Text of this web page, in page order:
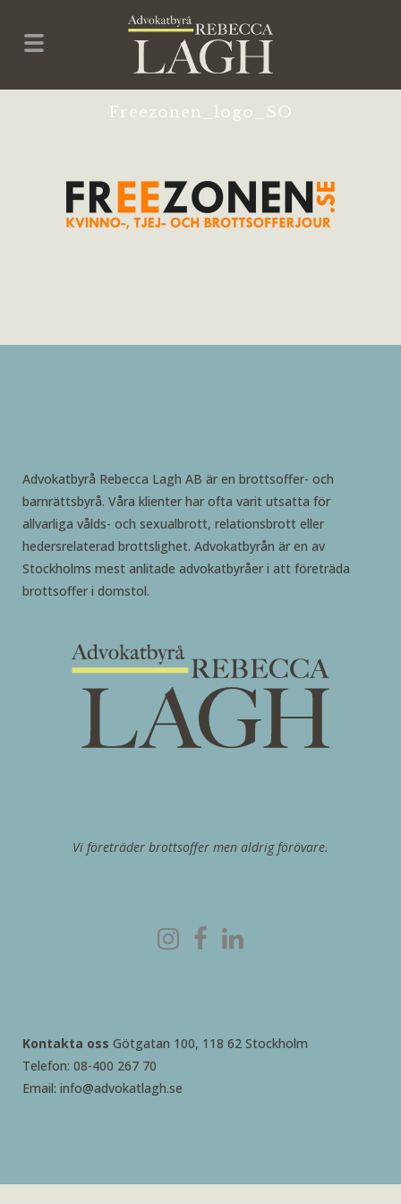
Freezonen_logo_SO
Advokatbyrå Rebecca Lagh AB är en brottsoffer- och
barnrättsbyrå. Våra klienter har ofta varit utsatta för
allvarliga vålds- och sexualbrott, relationsbrott eller
hedersrelaterad brottslighet. Advokatbyrån är en av
Stockholms mest anlitade advokatbyråer i att företräda
brottsoffer i domstol.
Vi företräder brottsoffer men aldrig förövare.
Kontakta oss Götgatan 100, 118 62 Stockholm
Telefon: 08-400 267 70
Email: info@advokatlagh.se